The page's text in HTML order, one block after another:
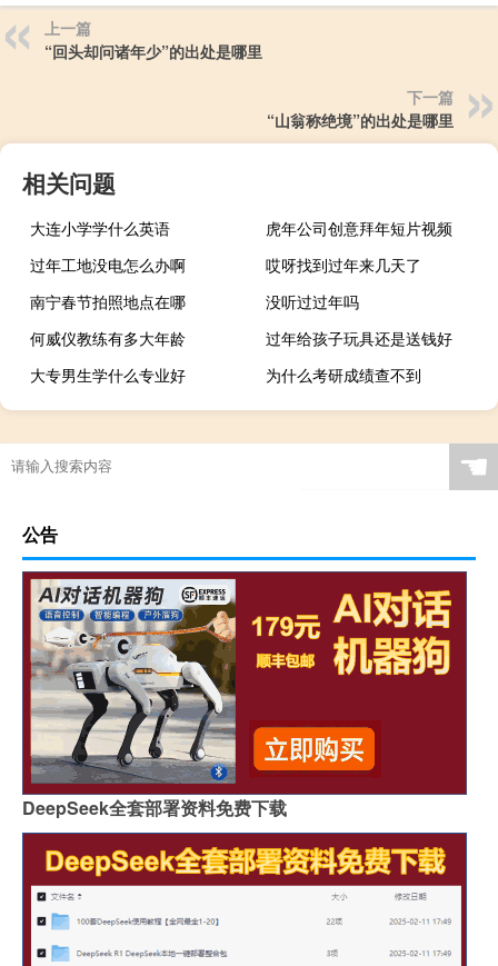
上一篇
“回头却问诸年少”的出处是哪里
下一篇
“山翁称绝境”的出处是哪里
相关问题
大连小学学什么英语
虎年公司创意拜年短片视频
过年工地没电怎么办啊
哎呀找到过年来几天了
南宁春节拍照地点在哪
没听过过年吗
何威仪教练有多大年龄
过年给孩子玩具还是送钱好
大专男生学什么专业好
为什么考研成绩查不到
☚
公告
DeepSeek全套部署资料免费下载